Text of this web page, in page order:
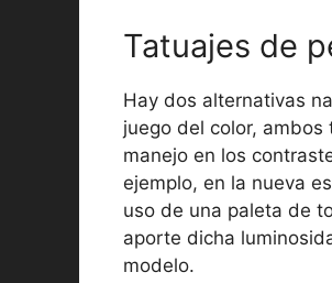
Tatuajes de
Hay dos alternativas
juego del color,
manejo en los
ejemplo, en la nueva
uso de una paleta de
aporte dicha
modelo.